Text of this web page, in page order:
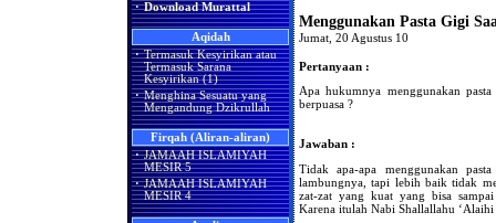
· Download Murattal
Aqidah
· Termasuk Kesyirikan atau
Termasuk Sarana
Kesyirikan (1)
· Menghina Sesuatu yang
Mengandung Dzikrullah
Firqah (Aliran-aliran)
· JAMAAH ISLAMIYAH
MESIR 5
· JAMAAH ISLAMIYAH
MESIR 4
Menggunakan Pasta Gigi
Jumat, 20 Agustus 10
Pertanyaan :
Apa hukumnya menggunakan
berpuasa ?
Jawaban :
Tidak apa-apa menggunakan
lambungnya, tapi lebih baik tidak
zat-zat yang kuat yang bisa
Karena itulah Nabi Shallallahu